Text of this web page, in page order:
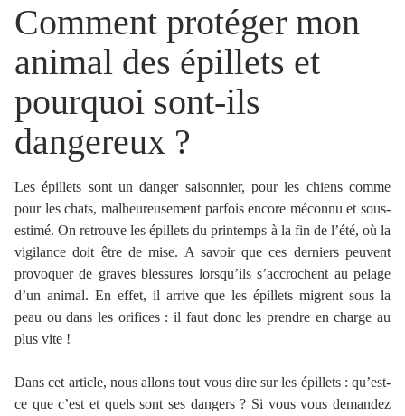
Comment protéger mon
animal des épillets et
pourquoi sont-ils
dangereux ?
Les épillets sont un danger saisonnier, pour les chiens comme
pour les chats, malheureusement parfois encore méconnu et sous-
estimé. On retrouve les épillets du printemps à la fin de l’été, où la
vigilance doit être de mise. A savoir que ces derniers peuvent
provoquer de graves blessures lorsqu’ils s’accrochent au pelage
d’un animal. En effet, il arrive que les épillets migrent sous la
peau ou dans les orifices : il faut donc les prendre en charge au
plus vite !
Dans cet article, nous allons tout vous dire sur les épillets : qu’est-
ce que c’est et quels sont ses dangers ? Si vous vous demandez